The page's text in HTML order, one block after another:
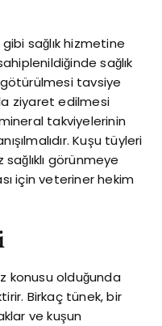
sağlık hizmetine
sağlık
tavsiye
ziyaret edilmesi
takviyelerinin
Kuşu tüyleri
görünmeye
için veteriner hekim
konusu olduğunda
Birkaç tünek, bir
ve kuşun